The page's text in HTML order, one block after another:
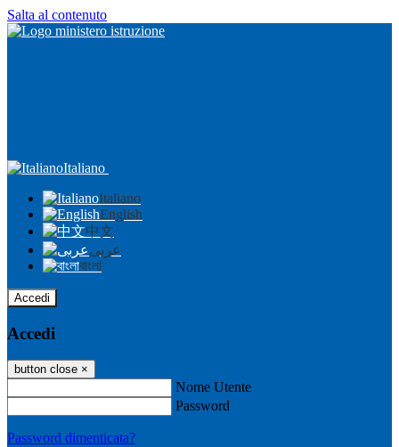
Salta al contenuto
Italiano
Italiano
English
中文
عربى
বাংলা
Accedi
Accedi
button close ×
Nome Utente
Password
Password dimenticata?